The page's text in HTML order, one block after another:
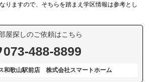
りますので、そちらを踏まえ学区情報は参考とし
屋探しのご依頼はこちら
073-488-8899
和歌山駅前店 株式会社スマートホーム